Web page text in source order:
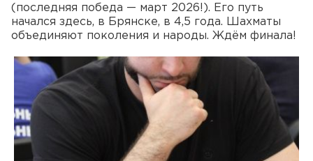
(последняя победа — март 2026!). Его путь
начался здесь, в Брянске, в 4,5 года. Шахматы
объединяют поколения и народы. Ждём финала!